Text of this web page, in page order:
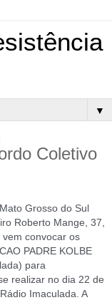
▼
Coletivo
Grosso do Sul
Roberto Mange, 37,
convocar os
PADRE KOLBE
para
realizar no dia 22 de
Imaculada. A